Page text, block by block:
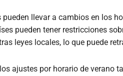
llevar a cambios en los
pueden tener restricciones
leyes locales, lo que puede
ajustes por horario de verano